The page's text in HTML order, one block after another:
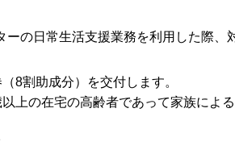
ーの日常生活支援業務を利用した際
8割助成分）を交付します。
上の在宅の高齢者であって家族によ